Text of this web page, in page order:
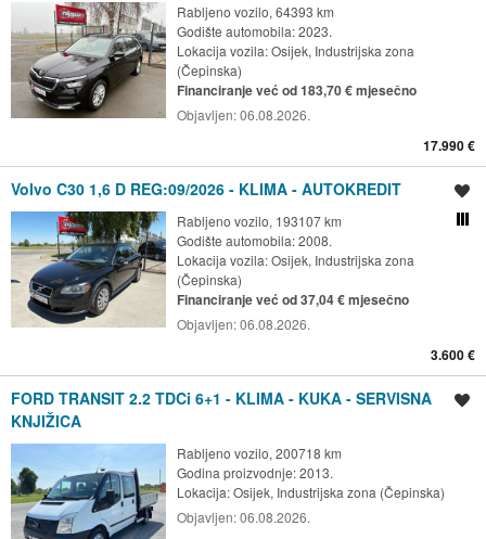
Rabljeno vozilo, 64393 km
Godište automobila: 2023.
Lokacija vozila:Osijek, Industrijska zona
(Čepinska)
Financiranje već od 183,70 € mjesečno
Objavljen:06.08.2026.
17.990 €
Volvo C30 1,6 D REG:09/2026 - KLIMA - AUTOKREDIT
Rabljeno vozilo, 193107 km
Godište automobila: 2008.
Lokacija vozila:Osijek, Industrijska zona
(Čepinska)
Financiranje već od 37,04 € mjesečno
Objavljen:06.08.2026.
3.600 €
FORD TRANSIT 2.2 TDCi 6+1 - KLIMA - KUKA - SERVISNA
KNJIŽICA
Rabljeno vozilo, 200718 km
Godina proizvodnje: 2013.
Lokacija:Osijek, Industrijska zona (Čepinska)
Objavljen:06.08.2026.